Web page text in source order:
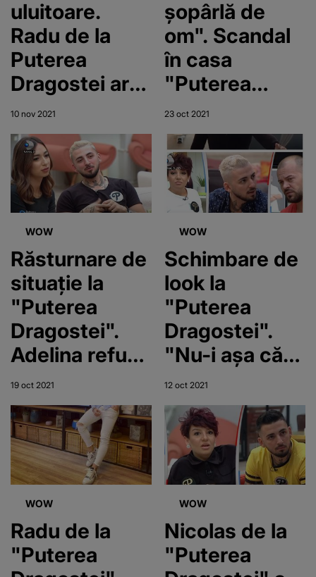
uluitoare.
Radu de la
Puterea
Dragostei are
o iubită în
România
10 nov 2021
șopârlă de
om". Scandal
în casa
"Puterea
Dragostei":
Radu, la un
pas de bătaie
cu mai mulți
concurenți
23 oct 2021
WOW
Răsturnare de
situație la
"Puterea
Dragostei".
Adelina refuză
să se împace
cu Radu
19 oct 2021
WOW
Schimbare de
look la
"Puterea
Dragostei".
"Nu-i așa că
seamănă cu
Marinescu?"
12 oct 2021
WOW
Radu de la
"Puterea
WOW
Nicolas de la
"Puterea